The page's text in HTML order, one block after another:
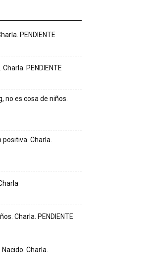
PENDIENTE
PENDIENTE
no es cosa de niños.
Charla.
Charla. PENDIENTE
Charla.